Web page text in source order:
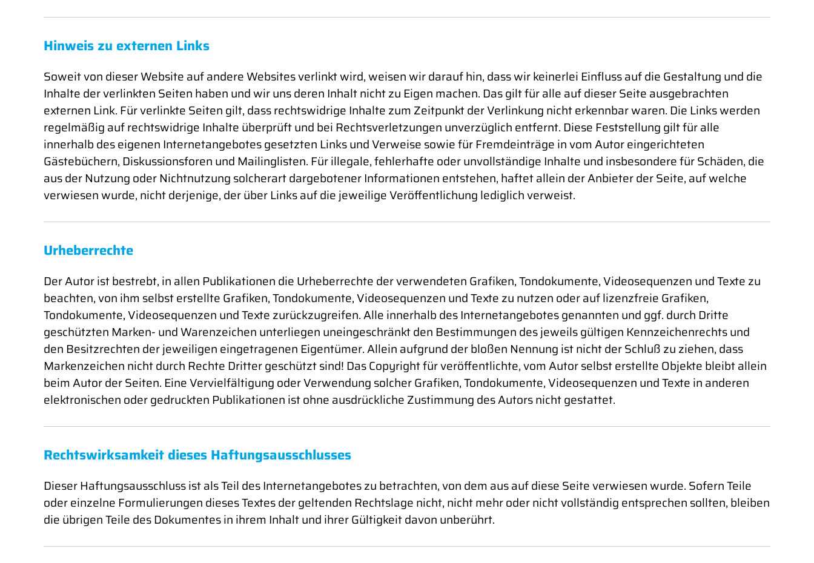
Hinweis zu externen Links
Soweit von dieser Website auf andere Websites verlinkt wird, weisen wir darauf hin, dass wir keinerlei Einfluss auf die Gestaltung und die
Inhalte der verlinkten Seiten haben und wir uns deren Inhalt nicht zu Eigen machen. Das gilt für alle auf dieser Seite ausgebrachten
externen Link. Für verlinkte Seiten gilt, dass rechtswidrige Inhalte zum Zeitpunkt der Verlinkung nicht erkennbar waren. Die Links werden
regelmäßig auf rechtswidrige Inhalte überprüft und bei Rechtsverletzungen unverzüglich entfernt. Diese Feststellung gilt für alle
innerhalb des eigenen Internetangebotes gesetzten Links und Verweise sowie für Fremdeinträge in vom Autor eingerichteten
Gästebüchern, Diskussionsforen und Mailinglisten. Für illegale, fehlerhafte oder unvollständige Inhalte und insbesondere für Schäden, die
aus der Nutzung oder Nichtnutzung solcherart dargebotener Informationen entstehen, haftet allein der Anbieter der Seite, auf welche
verwiesen wurde, nicht derjenige, der über Links auf die jeweilige Veröffentlichung lediglich verweist.
Urheberrechte
Der Autor ist bestrebt, in allen Publikationen die Urheberrechte der verwendeten Grafiken, Tondokumente, Videosequenzen und Texte zu
beachten, von ihm selbst erstellte Grafiken, Tondokumente, Videosequenzen und Texte zu nutzen oder auf lizenzfreie Grafiken,
Tondokumente, Videosequenzen und Texte zurückzugreifen. Alle innerhalb des Internetangebotes genannten und ggf. durch Dritte
geschützten Marken- und Warenzeichen unterliegen uneingeschränkt den Bestimmungen des jeweils gültigen Kennzeichenrechts und
den Besitzrechten der jeweiligen eingetragenen Eigentümer. Allein aufgrund der bloßen Nennung ist nicht der Schluß zu ziehen, dass
Markenzeichen nicht durch Rechte Dritter geschützt sind! Das Copyright für veröffentlichte, vom Autor selbst erstellte Objekte bleibt allein
beim Autor der Seiten. Eine Vervielfältigung oder Verwendung solcher Grafiken, Tondokumente, Videosequenzen und Texte in anderen
elektronischen oder gedruckten Publikationen ist ohne ausdrückliche Zustimmung des Autors nicht gestattet.
Rechtswirksamkeit dieses Haftungsausschlusses
Dieser Haftungsausschluss ist als Teil des Internetangebotes zu betrachten, von dem aus auf diese Seite verwiesen wurde. Sofern Teile
oder einzelne Formulierungen dieses Textes der geltenden Rechtslage nicht, nicht mehr oder nicht vollständig entsprechen sollten, bleiben
die übrigen Teile des Dokumentes in ihrem Inhalt und ihrer Gültigkeit davon unberührt.